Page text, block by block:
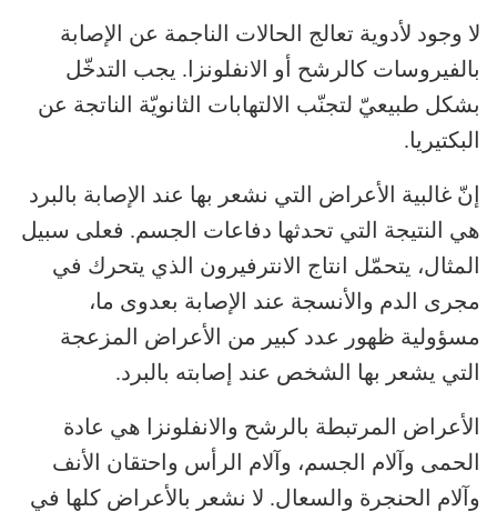
لا وجود لأدوية تعالج الحالات الناجمة عن الإصابة
بالفيروسات كالرشح أو الانفلونزا. يجب التدخّل
بشكل طبيعيّ لتجنّب الالتهابات الثانويّة الناتجة عن
البكتيريا.
إنّ غالبية الأعراض التي نشعر بها عند الإصابة بالبرد
هي النتيجة التي تحدثها دفاعات الجسم. فعلى سبيل
المثال، يتحمّل انتاج الانترفيرون الذي يتحرك في
مجرى الدم والأنسجة عند الإصابة بعدوى ما،
مسؤولية ظهور عدد كبير من الأعراض المزعجة
التي يشعر بها الشخص عند إصابته بالبرد.
الأعراض المرتبطة بالرشح والانفلونزا هي عادة
الحمى وآلام الجسم، وآلام الرأس واحتقان الأنف
وآلام الحنجرة والسعال. لا نشعر بالأعراض كلها في